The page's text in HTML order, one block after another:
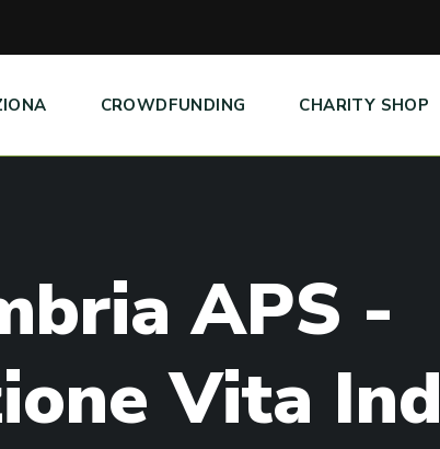
CROWDFUNDING CHARITY SHOP
bria APS -
ione Vita Ind